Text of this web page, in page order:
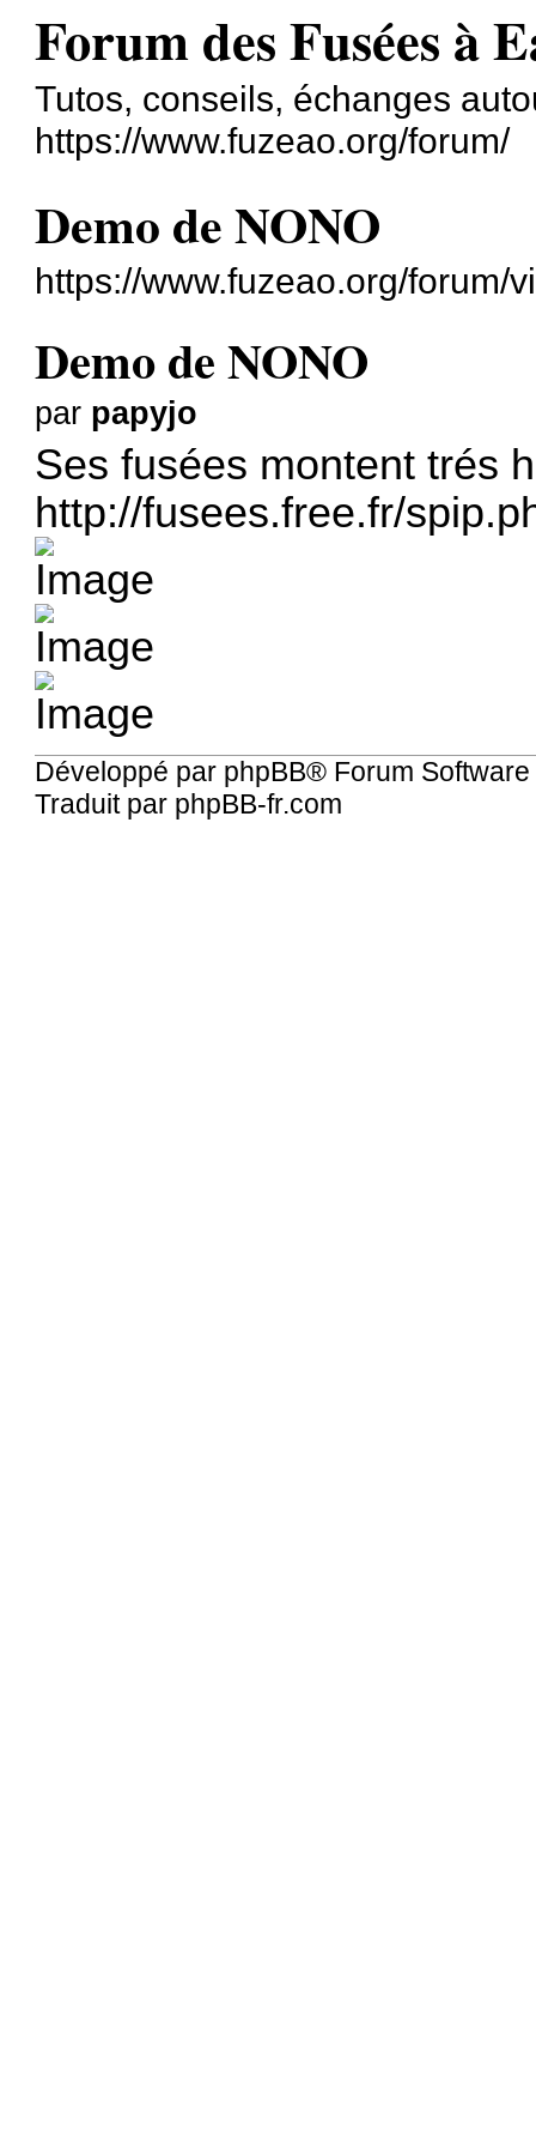
Forum des Fusées à
Tutos, conseils, échanges
https://www.fuzeao.org/forum/
Demo de NONO
https://www.fuzeao.org/forum/
Demo de NONO
par papyjo
Ses fusées montent trés
http://fusees.free.fr/
Développé par phpBB® Forum
Traduit par phpBB-fr.com